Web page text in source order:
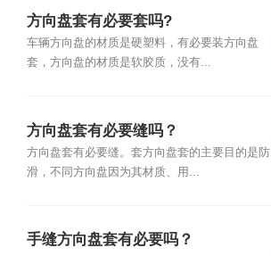
方向盘套有必要套吗?
车辆方向盘的材质是硬塑料，有必要装方向盘
套，方向盘的材质是软胶质，没有...
方向盘套有必要缝吗？
方向盘套有必要缝。套方向盘套的主要目的是防
滑，不同方向盘因为其材质、用...
手缝方向盘套有必要吗？